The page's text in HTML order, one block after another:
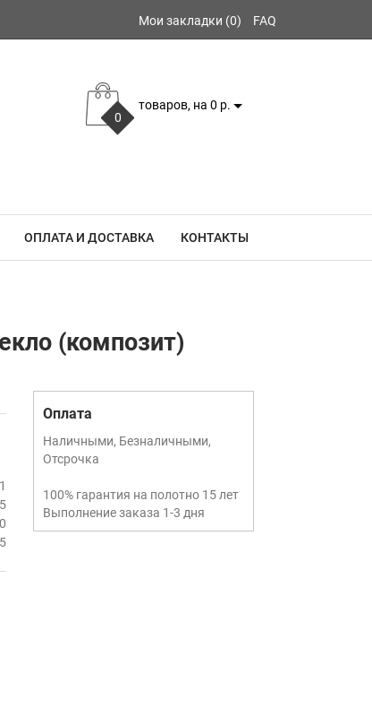
Мои закладки (0) FAQ
0
товаров, на 0 р.
ОПЛАТА И ДОСТАВКА КОНТАКТЫ
(композит)
Оплата
Наличными, Безналичными,
Отсрочка
100% гарантия на полотно 15 лет
Выполнение заказа 1-3 дня